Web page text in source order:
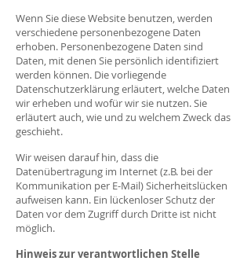
Wenn Sie diese Website benutzen, werden
verschiedene personenbezogene Daten
erhoben. Personenbezogene Daten sind
Daten, mit denen Sie persönlich identifiziert
werden können. Die vorliegende
Datenschutzerklärung erläutert, welche Daten
wir erheben und wofür wir sie nutzen. Sie
erläutert auch, wie und zu welchem Zweck das
geschieht.
Wir weisen darauf hin, dass die
Datenübertragung im Internet (z.B. bei der
Kommunikation per E-Mail) Sicherheitslücken
aufweisen kann. Ein lückenloser Schutz der
Daten vor dem Zugriff durch Dritte ist nicht
möglich.
Hinweis zur verantwortlichen Stelle